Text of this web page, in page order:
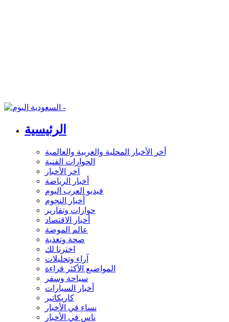
الرئيسية
أخر الأخبار المحلية والعربية والعالمية
الحوارات الفنية
آخر الأخبار
أخبار الرياضة
فيديو العرب اليوم
أخبار النجوم
حوارات وتقارير
أخبار الاقتصاد
عالم الموضة
صحة وتغذية
اخترنا لك
آراء وتحليلات
المواضيع الأكثر قراءة
سياحة وسفر
أخبار السيارات
كاريكاتير
نساء في الأخبار
ناس في الأخبار